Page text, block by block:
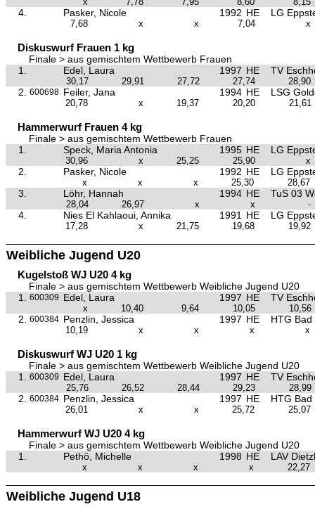
4. Pasker, Nicole 1992 HE LG
7,68 x x 7,04 x
Diskuswurf Frauen 1 kg
Finale > aus gemischtem Wettbewerb Frauen
1.
Edel, Laura 1997 HE TV
30,17 29,91 27,72 27,74 28,90
2. 600698 Feiler, Jana 1994 HE LSG
20,78 x 19,37 20,20 21,61
Hammerwurf Frauen 4 kg
Finale > aus gemischtem Wettbewerb Frauen
1.
Speck, Maria Antonia 1995 HE LG
30,96 x 25,25 25,90 x
2. Pasker, Nicole 1992 HE LG
x x x 25,30 28,67
3. Löhr, Hannah 1994 HE TuS 03
28,04 26,97 x x -
4. Nies El Kahlaoui, Annika 1991 HE LG
17,28 x 21,75 19,68 19,92
Weibliche Jugend U20
Kugelstoß WJ U20 4 kg
Finale > aus gemischtem Wettbewerb Weibliche Jugend U20
1.
600309 Edel, Laura 1997 HE TV
x 10,40 9,64 10,05 10,56
2. 600384 Penzlin, Jessica 1997 HE HTG
10,19 x x x x
Diskuswurf WJ U20 1 kg
Finale > aus gemischtem Wettbewerb Weibliche Jugend U20
1.
600309 Edel, Laura 1997 HE TV
25,76 26,52 28,44 29,23 28,99
2. 600384 Penzlin, Jessica 1997 HE HTG
26,01 x x 25,72 25,07
Hammerwurf WJ U20 4 kg
Finale > aus gemischtem Wettbewerb Weibliche Jugend U20
1.
Pethö, Michelle 1998 HE LAV
x x x x 22,27
Weibliche Jugend U18